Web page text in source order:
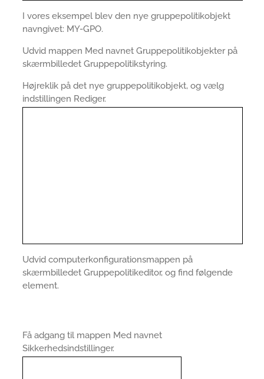
I vores eksempel blev den nye gruppepolitikobjekt
navngivet: MY-GPO.
Udvid mappen Med navnet Gruppepolitikobjekter på
skærmbilledet Gruppepolitikstyring.
Højreklik på det nye gruppepolitikobjekt, og vælg
indstillingen Rediger.
Udvid computerkonfigurationsmappen på
skærmbilledet Gruppepolitikeditor, og find følgende
element.
Få adgang til mappen Med navnet
Sikkerhedsindstillinger.